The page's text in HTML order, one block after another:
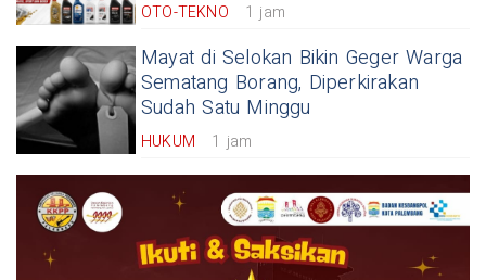
OTO-TEKNO 1 jam
Mayat di Selokan Bikin Geger Warga
Sematang Borang, Diperkirakan
Sudah Satu Minggu
HUKUM 1 jam